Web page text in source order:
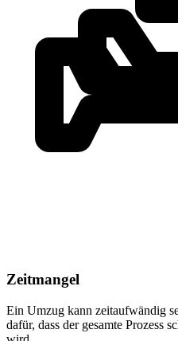
Zeitmangel
Ein Umzug kann zeitaufwändig
dafür, dass der gesamte Prozess